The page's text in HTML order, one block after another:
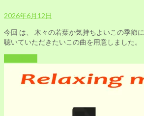
2026年6月12日
今回 は、 木々の若葉か気持ちよいこの季節に
聴いていただきたいこの曲を用意しました。